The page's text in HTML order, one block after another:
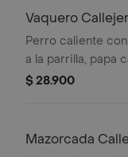
papas Corral
Vaquero
Perro caliente
a la parrilla, papa
picada, salsa
PET
$ 28.900
Mazorcada